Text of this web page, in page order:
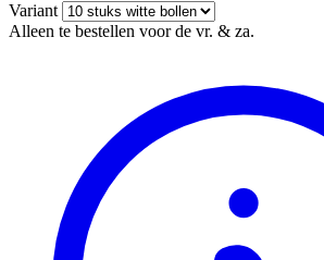
Variant
Alleen te bestellen voor de vr. & za.